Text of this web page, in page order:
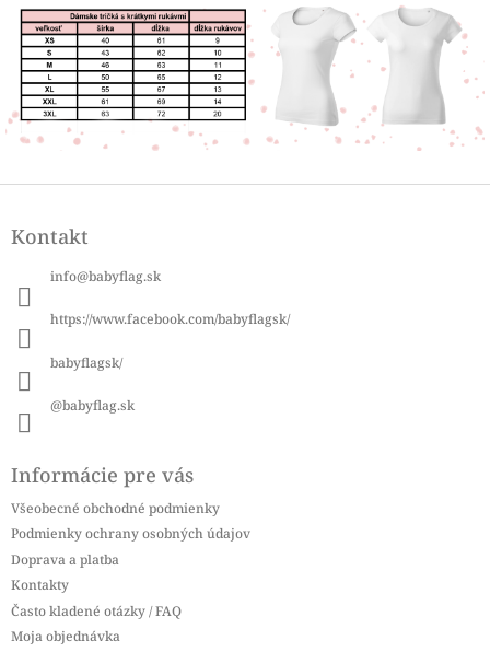
Z
pKontakt
info@babyflag.sk
https://www.facebook.com/babyflagsk/
babyflagsk/
@babyflag.sk
Informácie pre vás
Všeobecné obchodné podmienky
Podmienky ochrany osobných údajov
Doprava a platba
Kontakty
Často kladené otázky / FAQ
Moja objednávka